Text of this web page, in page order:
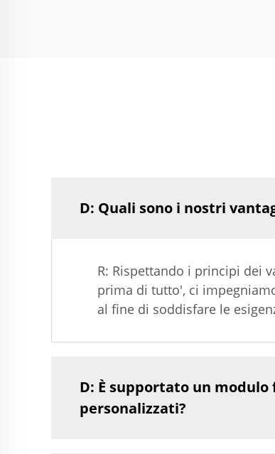
D: Quali sono i nostri
R: Rispettando i principi dei
prima di tutto', ci
al fine di soddisfare le
D: È supportato un
personalizzati?